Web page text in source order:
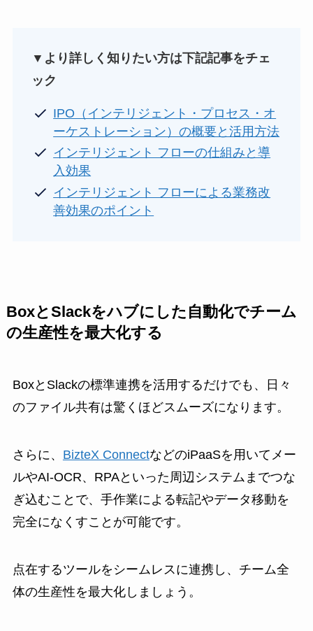
▼より詳しく知りたい方は下記記事をチェ
ック
IPO（インテリジェント・プロセス・オ
ーケストレーション）の概要と活用方法
インテリジェント フローの仕組みと導
入効果
インテリジェント フローによる業務改
善効果のポイント
BoxとSlackをハブにした自動化でチーム
の生産性を最大化する
BoxとSlackの標準連携を活用するだけでも、日々
のファイル共有は驚くほどスムーズになります。
さらに、 BizteX ConnectなどのiPaaSを用いてメー
ルやAI-OCR、RPAといった周辺システムまでつな
ぎ込むことで、手作業による転記やデータ移動を
完全になくすことが可能です。
点在するツールをシームレスに連携し、チーム全
体の生産性を最大化しましょう。